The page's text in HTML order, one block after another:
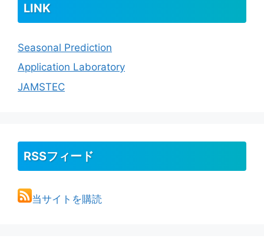
LINK
Seasonal Prediction
Application Laboratory
JAMSTEC
RSSフィード
当サイトを購読